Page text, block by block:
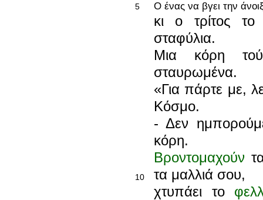
5
Ο ένας να βγει την
10
κι ο τρίτος
σταφύλια.
Μια κόρη
σταυρωμένα.
«Για πάρτε με,
Κόσμο.
- Δεν
κόρη.
Βροντομαχούν
τα μαλλιά σου,
χτυπάει το